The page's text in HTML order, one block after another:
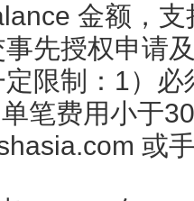
金额，
先授权申请
限制：1）
笔费用小于
或